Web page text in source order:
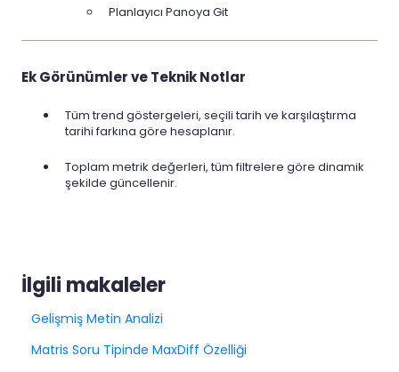
Planlayıcı Panoya Git
Ek Görünümler ve Teknik Notlar
Tüm trend göstergeleri, seçili tarih ve karşılaştırma
tarihi farkına göre hesaplanır.
Toplam metrik değerleri, tüm filtrelere göre dinamik
şekilde güncellenir.
İlgili makaleler
Gelişmiş Metin Analizi
Matris Soru Tipinde MaxDiff Özelliği